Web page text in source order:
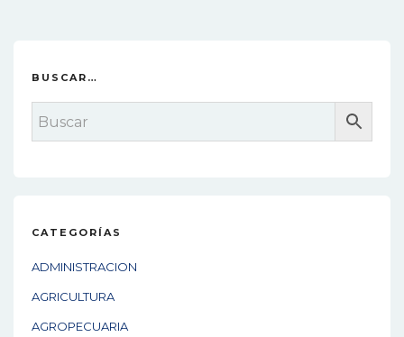
BUSCAR…
CATEGORÍAS
ADMINISTRACION
AGRICULTURA
AGROPECUARIA